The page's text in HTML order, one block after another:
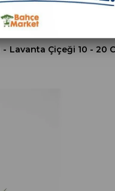
Lavanta Çiçeği 10 - 20